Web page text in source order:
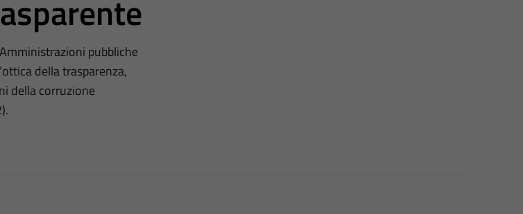
pubbliche
della trasparenza,
della corruzione